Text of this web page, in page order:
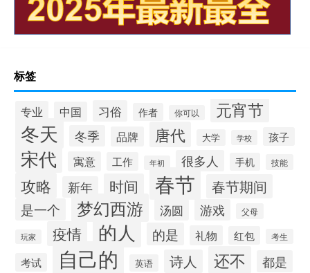
标签
专业 中国 习俗 作者 你可以 元宵节
冬天 冬季 品牌 唐代 大学 学校 孩子
宋代 寓意 工作 年初 很多人 手机 技能
攻略 新年 时间 春节 春节期间
是一个 梦幻西游 汤圆 游戏 父母
玩家 疫情 的人 的是 礼物 红包 考生
考试 自己的 英语 诗人 还不 都是